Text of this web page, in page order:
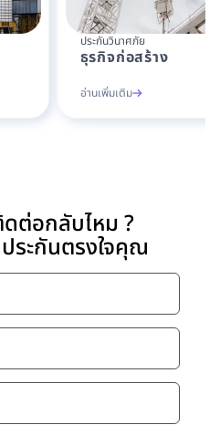
ประกันวินาศภัย
ธุรกิจก่อสร้าง
อ่านเพิ่มเติม
ดต่อกลับไหม ?
ระกันตรงใจคุณ